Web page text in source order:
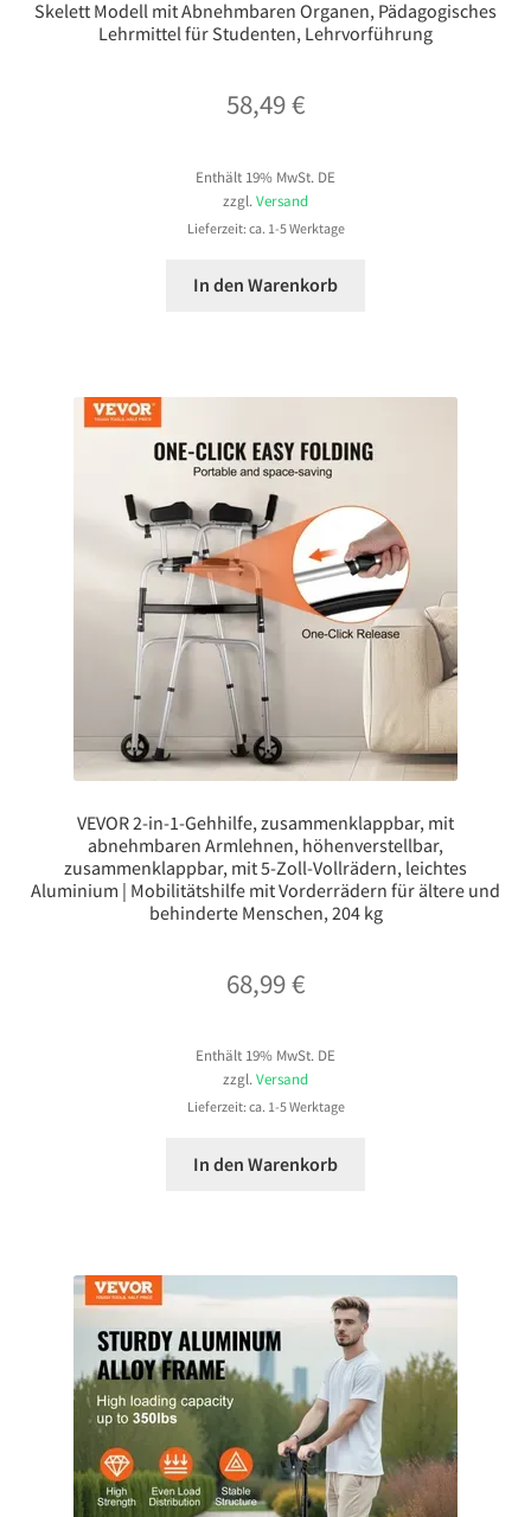
Skelett Modell mit Abnehmbaren Organen, Pädagogisches
Lehrmittel für Studenten, Lehrvorführung
58,49€
Enthält 19% MwSt. DE
zzgl. Versand
Lieferzeit: ca. 1-5 Werktage
In den Warenkorb
VEVOR 2-in-1-Gehhilfe, zusammenklappbar, mit
abnehmbaren Armlehnen, höhenverstellbar,
zusammenklappbar, mit 5-Zoll-Vollrädern, leichtes
Aluminium | Mobilitätshilfe mit Vorderrädern für ältere und
behinderte Menschen, 204 kg
68,99€
Enthält 19% MwSt. DE
zzgl. Versand
Lieferzeit: ca. 1-5 Werktage
In den Warenkorb